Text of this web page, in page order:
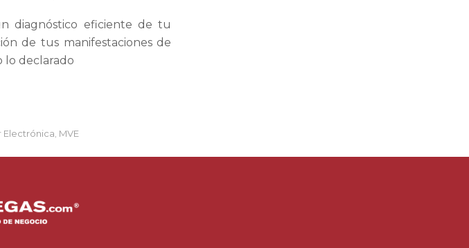
diagnóstico eficiente de tu
de tus manifestaciones de
lo declarado
Electrónica MVE